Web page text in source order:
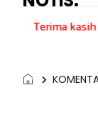
kepada